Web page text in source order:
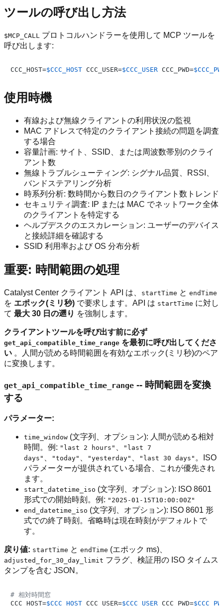
ツールの呼び出し方法
$MCP_CALL プロトコルハンドラーを使用して MCP ツールを
呼び出します:
CCC_HOST=$CCC_HOST CCC_USER=$CCC_USER CCC_PWD=
使用時機
有線および無線クライアントの利用状況の監視
MAC アドレスで特定のクライアント接続の問題を調査
する場合
容量計画: サイト、SSID、または周波数帯別のクライ
アント数
無線トラブルシューティング: シグナル品質、RSSI、
バンドステアリング分析
時系列分析: 数時間から数日のクライアント数トレンド
セキュリティ調査: IP または MAC でネットワーク全体
のクライアントを特定する
ヘルプデスクのエスカレーション: ユーザーのデバイス
と接続詳細を確認する
SSID 利用率および OS 分布分析
重要: 時間範囲の処理
Catalyst Center クライアント API は、 startTime と endTime
を エポック(ミリ秒) で要求します。API は startTime に対し
て 最大 30 日の遡り を強制します。
クライアントツールを呼び出す前に必ず
get_api_compatible_time_range を最初に呼び出してくださ
い 。人間が読める時間範囲を有効なエポック(ミリ秒)のペア
に変換します。
get_api_compatible_time_range -- 時間範囲を変換
する
パラメーター:
time_window (文字列、オプション): 人間が読める相対
時間。例: "last 2 hours"
"last 7
days"
"today" "yesterday" "last 30 days" 。ISO
パラメーターが提供されている場合、これが優先され
ます。
start_datetime_iso (文字列、オプション): ISO 8601
形式での開始時刻。例: "2025-01-15T10:00:00Z"
end_datetime_iso (文字列、オプション): ISO 8601 形
式での終了時刻。省略時は現在時刻がデフォルトで
す。
戻り値: startTime と endTime (エポック ms)、
adjusted_for_30_day_limit フラグ、検証用の ISO タイムス
タンプを含む JSON。
# 相対時間窓
CCC_HOST=$CCC_HOST CCC_USER=$CCC_USER CCC_PWD=